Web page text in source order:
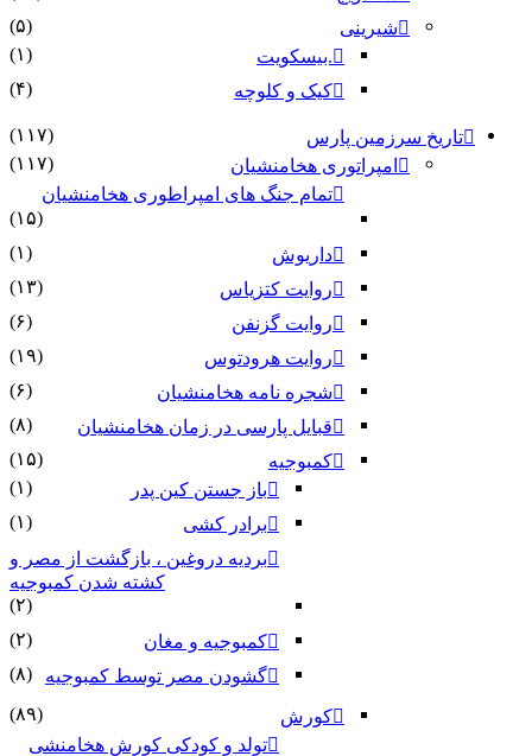
شیرینی
(۵)
.بیسکویت
(۱)
کیک و کلوچه
(۴)
تاریخ سرزمین پارس
(۱۱۷)
امپراتوری هخامنشیان
(۱۱۷)
تمام جنگ های امپراطوری هخامنشیان
(۱۵)
داریوش
(۱)
روایت کتزیاس
(۱۳)
روایت گزنفن
(۶)
روایت هرودتوس
(۱۹)
شجره نامه هخامنشیان
(۶)
قبایل پارسی در زمان هخامنشیان
(۸)
کمبوجیه
(۱۵)
باز جستن کین پدر
(۱)
برادر کشی
(۱)
بردیه دروغین ، بازگشت از مصر و
کشته شدن کمبوجیه
(۲)
کمبوجیه و مغان
(۲)
گشودن مصر توسط کمبوجیه
(۸)
کورش
(۸۹)
تولد و کودکی کورش هخامنشی